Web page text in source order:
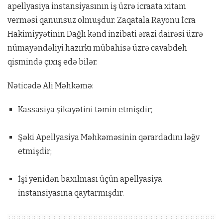
apellyasiya instansiyasının iş üzrə icraata xitam
verməsi qanunsuz olmuşdur. Zaqatala Rayonu İcra
Hakimiyyətinin Dağlı kənd inzibati ərazi dairəsi üzrə
nümayəndəliyi hazırkı mübahisə üzrə cavabdeh
qismində çıxış edə bilər.
Nəticədə Ali Məhkəmə:
Kassasiya şikayətini təmin etmişdir;
Şəki Apellyasiya Məhkəməsinin qərardadını ləğv
etmişdir;
İşi yenidən baxılması üçün apellyasiya
instansiyasına qaytarmışdır.